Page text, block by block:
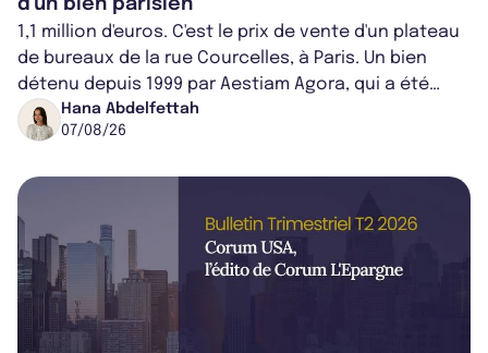
d'un bien parisien
1,1 million d'euros. C'est le prix de vente d'un plateau
de bureaux de la rue Courcelles, à Paris. Un bien
détenu depuis 1999 par Aestiam Agora, qui a été
cédé avec une plus-value...
Hana Abdelfettah
07/08/26